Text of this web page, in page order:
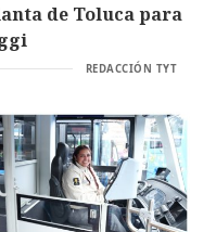
de Toluca para
REDACCIÓN TYT